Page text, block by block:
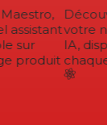
sur
produit
votre
IA,